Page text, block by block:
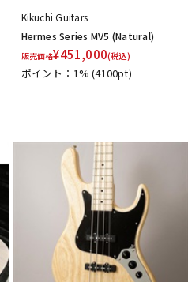
Kikuchi Guitars
Hermes Series MV5 (Natural)
販売価格¥451,000(税込)
ポイント：1%(4100pt)